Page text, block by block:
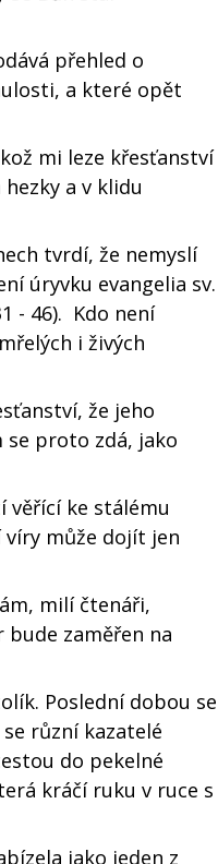
přehled o
a které opět
mi leze křesťanství
a v klidu
tvrdí, že nemyslí
úryvku evangelia sv.
- 46). Kdo není
i živých
že jeho
se proto zdá, jako
věřící ke stálému
může dojít jen
milí čtenáři,
bude zaměřen na
Poslední dobou se
různí kazatelé
do pekelné
kráčí ruku v ruce s
jako jeden z